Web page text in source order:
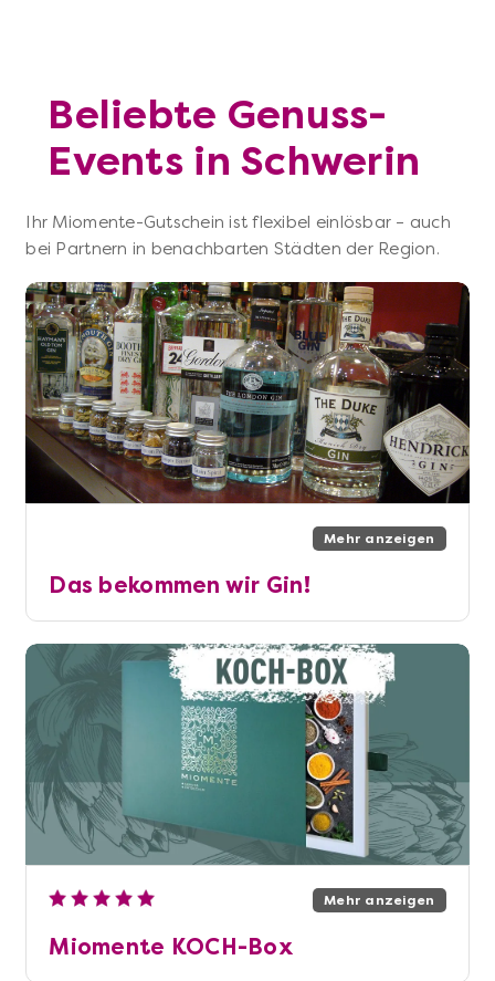
Beliebte Genuss-
Events in Schwerin
Ihr Miomente-Gutschein ist flexibel einlösbar – auch
bei Partnern in benachbarten Städten der Region.
Mehr anzeigen
Das bekommen wir Gin!
Mehr anzeigen
Miomente KOCH-Box